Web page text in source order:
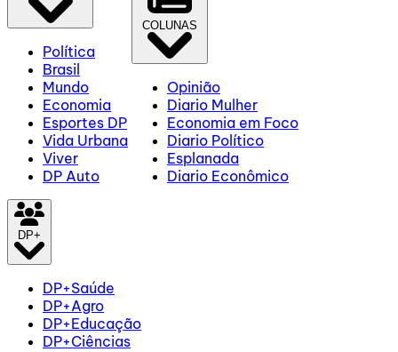
Política
Brasil
Mundo
Economia
Esportes DP
Vida Urbana
Viver
DP Auto
COLUNAS
Opinião
Diario Mulher
Economia em Foco
Diario Político
Esplanada
Diario Econômico
DP+
DP+Saúde
DP+Agro
DP+Educação
DP+Ciências